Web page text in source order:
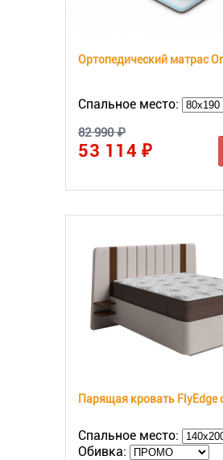
Спальное место:
82 990 ₽
53 114 ₽
Парящая кровать FlyEdge
Спальное место:
Обивка: